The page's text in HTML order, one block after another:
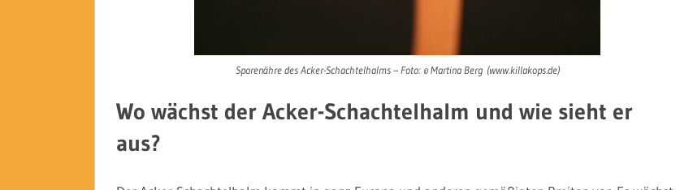
Sporenähre des Acker-Schachtelhalms – Foto: © Martina Berg (www.killakops.de)
Wo wächst der Acker-Schachtelhalm und wie sieht er
aus?